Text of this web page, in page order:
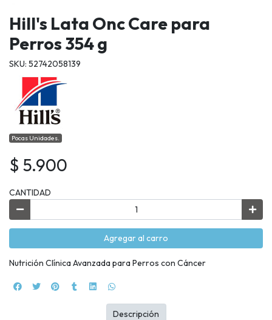
Hill's Lata Onc Care para
Perros 354 g
SKU: 52742058139
Pocas Unidades.
$ 5.900
CANTIDAD
Agregar al carro
Nutrición Clínica Avanzada para Perros con Cáncer
Descripción